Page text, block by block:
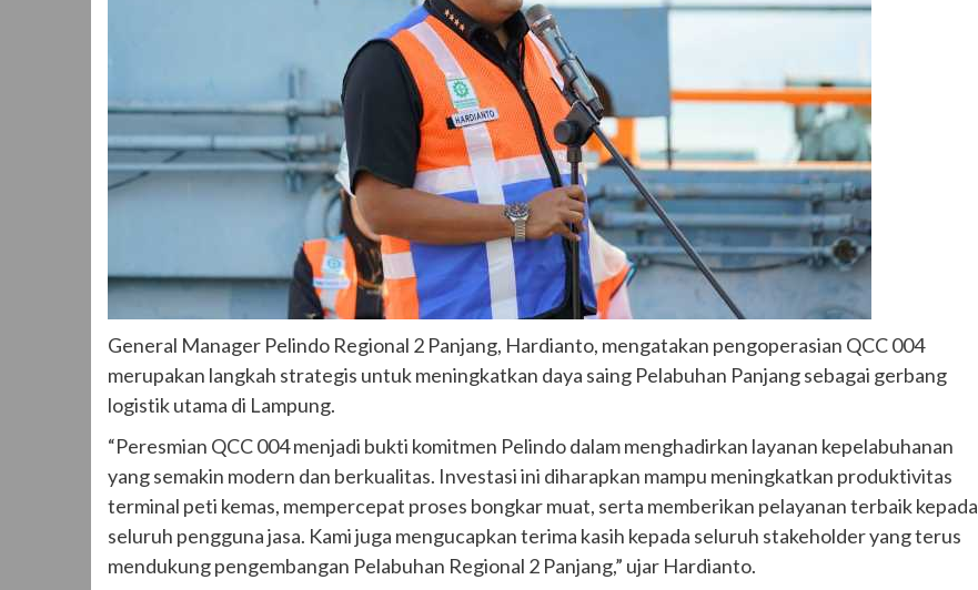
General Manager Pelindo Regional 2 Panjang, Hardianto, mengatakan pengoperasian QCC 004
merupakan langkah strategis untuk meningkatkan daya saing Pelabuhan Panjang sebagai gerbang
logistik utama di Lampung.
“Peresmian QCC 004 menjadi bukti komitmen Pelindo dalam menghadirkan layanan kepelabuhanan
yang semakin modern dan berkualitas. Investasi ini diharapkan mampu meningkatkan produktivitas
terminal peti kemas, mempercepat proses bongkar muat, serta memberikan pelayanan terbaik kepada
seluruh pengguna jasa. Kami juga mengucapkan terima kasih kepada seluruh stakeholder yang terus
mendukung pengembangan Pelabuhan Regional 2 Panjang,” ujar Hardianto.